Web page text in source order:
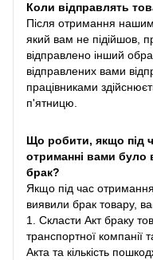
Коли відправлять
Після отримання
який вам не підійшов,
відправлено інший
відправлених вами
працівниками
п'ятницю.
Що робити, якщо під
отриманні вами було
брак?
Якщо під час отримання
виявили брак товару,
1. Скласти Акт браку
транспортної компанії
Акта та кількість